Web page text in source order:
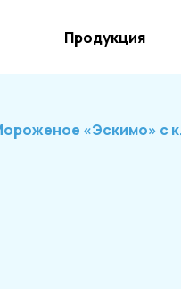
Продукция
«Эскимо» с